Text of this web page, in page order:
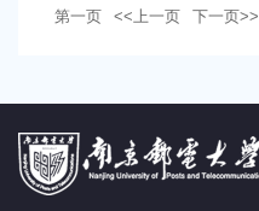
第一页
<<上一页 下一页>>